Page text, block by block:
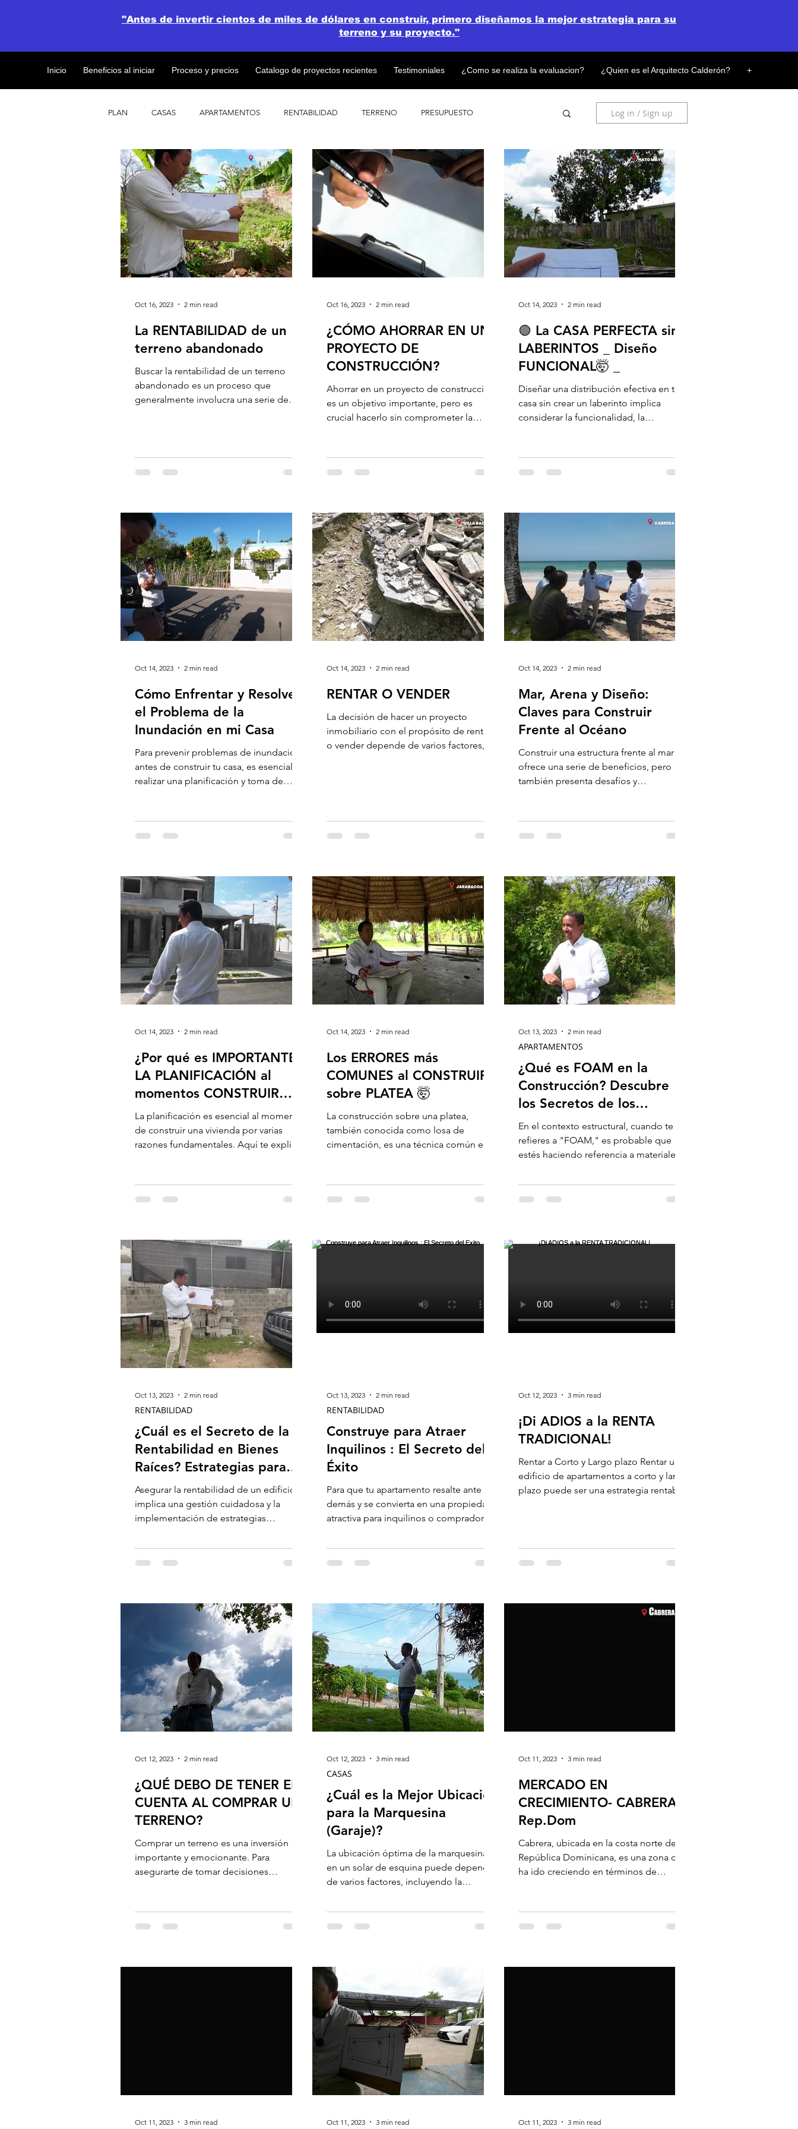
Inicio Beneficios al iniciar Proceso y precios Catalogo de proyectos recientes Testimoniales ¿Como se realiza la evaluacion? ¿Quien es el Arquitecto Calderón? +
"Antes de invertir cientos de miles de dólares en construir, primero diseñamos la mejor estrategia para su
terreno y su proyecto."
PLAN CASAS APARTAMENTOS RENTABILIDAD TERRENO PRESUPUESTO
CATALOGO DE CONCEPTO ABIERTO PROYECTOS OPEN CONCEPT PLAN 💎
OBRAS DE CONSTRUCCION
Log in / Sign up
La RENTABILIDAD de un
terreno abandonado
Buscar la rentabilidad de un terreno
abandonado es un proceso que
generalmente involucra una serie de
Oct 16, 2023 2 min read
¿CÓMO AHORRAR EN UN
PROYECTO DE
CONSTRUCCIÓN?
Ahorrar en un proyecto de construcción
es un objetivo importante, pero es
crucial hacerlo sin comprometer la
Oct 16, 2023 2 min read
🟢 La CASA PERFECTA sin
LABERINTOS _ Diseño
FUNCIONAL🤯 _
Diseñar una distribución efectiva en tu
casa sin crear un laberinto implica
considerar la funcionalidad, la
Oct 14, 2023 2 min read
Cómo Enfrentar y Resolver
el Problema de la
Inundación en mi Casa
Para prevenir problemas de inundación
antes de construir tu casa, es esencial
realizar una planificación y toma de
Oct 14, 2023 2 min read
RENTAR O VENDER
La decisión de hacer un proyecto
inmobiliario con el propósito de rentar
o vender depende de varios factores,
Oct 14, 2023 2 min read
Mar, Arena y Diseño:
Claves para Construir
Frente al Océano
Construir una estructura frente al mar
ofrece una serie de beneficios, pero
también presenta desafíos y
Oct 14, 2023 2 min read
¿Por qué es IMPORTANTE
LA PLANIFICACIÓN al
momentos CONSTRUIR
UNA VIVIENDA?
La planificación es esencial al momento
de construir una vivienda por varias
razones fundamentales. Aquí te explico
Oct 14, 2023 2 min read
Los ERRORES más
COMUNES al CONSTRUIR
sobre PLATEA 🤯
La construcción sobre una platea,
también conocida como losa de
cimentación, es una técnica común en la
Oct 14, 2023 2 min read
¿Qué es FOAM en la
Construcción? Descubre
los Secretos de los
Materiales Aislantes
Espumosos.
En el contexto estructural, cuando te
refieres a "FOAM," es probable que
estés haciendo referencia a materiales
APARTAMENTOS
Oct 13, 2023 2 min read
¿Cuál es el Secreto de la
Rentabilidad en Bienes
Raíces? Estrategias para
Edificios Exitosos.
Asegurar la rentabilidad de un edificio
implica una gestión cuidadosa y la
implementación de estrategias
RENTABILIDAD
Oct 13, 2023 2 min read
Construye para Atraer
Inquilinos : El Secreto del
Éxito
Para que tu apartamento resalte ante los
demás y se convierta en una propiedad
atractiva para inquilinos o compradores,
RENTABILIDAD
Oct 13, 2023 2 min read
¡Di ADIOS a la RENTA
TRADICIONAL!
Rentar a Corto y Largo plazo Rentar un
edificio de apartamentos a corto y largo
plazo puede ser una estrategia rentable,
Oct 12, 2023 3 min read
¿QUÉ DEBO DE TENER EN
CUENTA AL COMPRAR UN
TERRENO?
Comprar un terreno es una inversión
importante y emocionante. Para
asegurarte de tomar decisiones
Oct 12, 2023 2 min read
¿Cuál es la Mejor Ubicación
para la Marquesina
(Garaje)?
La ubicación óptima de la marquesina
en un solar de esquina puede depender
de varios factores, incluyendo la
CASAS
Oct 12, 2023 3 min read
MERCADO EN
CRECIMIENTO- CABRERA,
Rep.Dom
Cabrera, ubicada en la costa norte de la
República Dominicana, es una zona que
ha ido creciendo en términos de
Oct 11, 2023 3 min read
Oct 11, 2023 3 min read Oct 11, 2023 3 min read Oct 11, 2023 3 min read